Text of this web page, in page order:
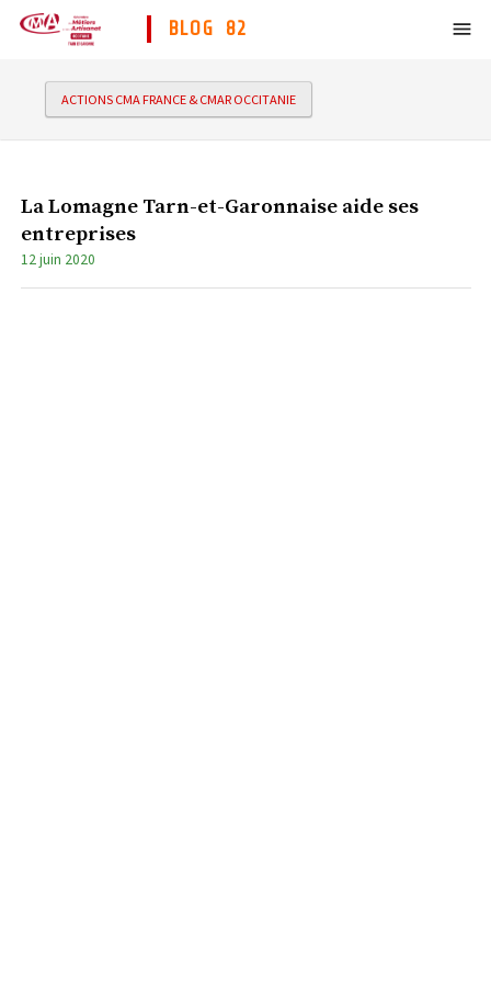
BLOG 82
ACTIONS CMA FRANCE & CMAR OCCITANIE
La Lomagne Tarn-et-Garonnaise aide ses
entreprises
12 juin 2020